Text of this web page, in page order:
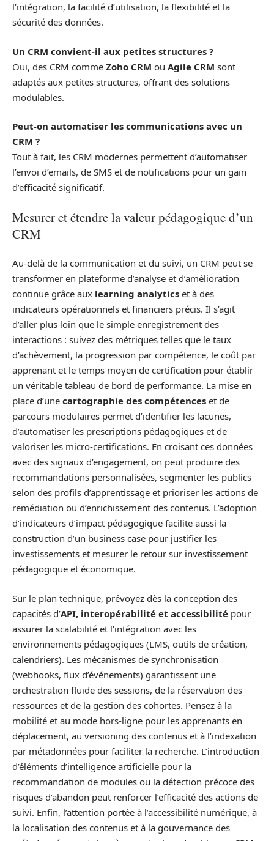
l’intégration, la facilité d’utilisation, la flexibilité et la
sécurité des données.
Un CRM convient-il aux petites structures ?
Oui, des CRM comme Zoho CRM ou Agile CRM sont
adaptés aux petites structures, offrant des solutions
modulables.
Peut-on automatiser les communications avec un
CRM ?
Tout à fait, les CRM modernes permettent d’automatiser
l’envoi d’emails, de SMS et de notifications pour un gain
d’efficacité significatif.
Mesurer et étendre la valeur pédagogique d’un
CRM
Au‑delà de la communication et du suivi, un CRM peut se
transformer en plateforme d’analyse et d’amélioration
continue grâce aux learning analytics et à des
indicateurs opérationnels et financiers précis. Il s’agit
d’aller plus loin que le simple enregistrement des
interactions : suivez des métriques telles que le taux
d’achèvement, la progression par compétence, le coût par
apprenant et le temps moyen de certification pour établir
un véritable tableau de bord de performance. La mise en
place d’une cartographie des compétences et de
parcours modulaires permet d’identifier les lacunes,
d’automatiser les prescriptions pédagogiques et de
valoriser les micro‑certifications. En croisant ces données
avec des signaux d’engagement, on peut produire des
recommandations personnalisées, segmenter les publics
selon des profils d’apprentissage et prioriser les actions de
remédiation ou d’enrichissement des contenus. L’adoption
d’indicateurs d’impact pédagogique facilite aussi la
construction d’un business case pour justifier les
investissements et mesurer le retour sur investissement
pédagogique et économique.
Sur le plan technique, prévoyez dès la conception des
capacités d’API, interopérabilité et accessibilité pour
assurer la scalabilité et l’intégration avec les
environnements pédagogiques (LMS, outils de création,
calendriers). Les mécanismes de synchronisation
(webhooks, flux d’événements) garantissent une
orchestration fluide des sessions, de la réservation des
ressources et de la gestion des cohortes. Pensez à la
mobilité et au mode hors‑ligne pour les apprenants en
déplacement, au versioning des contenus et à l’indexation
par métadonnées pour faciliter la recherche. L’introduction
d’éléments d’intelligence artificielle pour la
recommandation de modules ou la détection précoce des
risques d’abandon peut renforcer l’efficacité des actions de
suivi. Enfin, l’attention portée à l’accessibilité numérique, à
la localisation des contenus et à la gouvernance des